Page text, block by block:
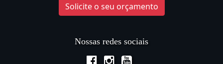
Solicite o seu orçamento
Nossas redes sociais